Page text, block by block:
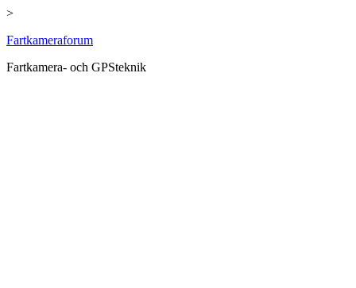
>
Hoppa
innehåll
Fartkameraforum
Fartkamera- och GPSteknik